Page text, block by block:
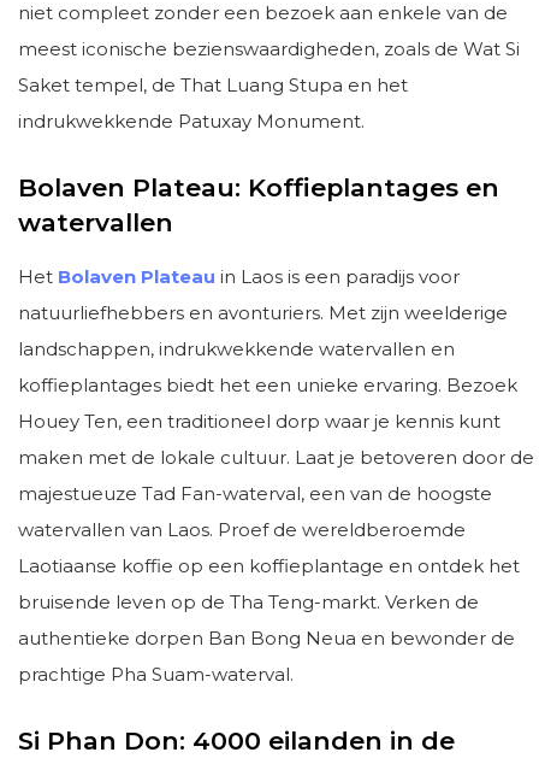
niet compleet zonder een bezoek aan enkele van de
meest iconische bezienswaardigheden, zoals de Wat Si
Saket tempel, de That Luang Stupa en het
indrukwekkende Patuxay Monument.
Bolaven Plateau: Koffieplantages en
watervallen
Het Bolaven Plateau in Laos is een paradijs voor
natuurliefhebbers en avonturiers. Met zijn weelderige
landschappen, indrukwekkende watervallen en
koffieplantages biedt het een unieke ervaring. Bezoek
Houey Ten, een traditioneel dorp waar je kennis kunt
maken met de lokale cultuur. Laat je betoveren door de
majestueuze Tad Fan-waterval, een van de hoogste
watervallen van Laos. Proef de wereldberoemde
Laotiaanse koffie op een koffieplantage en ontdek het
bruisende leven op de Tha Teng-markt. Verken de
authentieke dorpen Ban Bong Neua en bewonder de
prachtige Pha Suam-waterval.
Si Phan Don: 4000 eilanden in de